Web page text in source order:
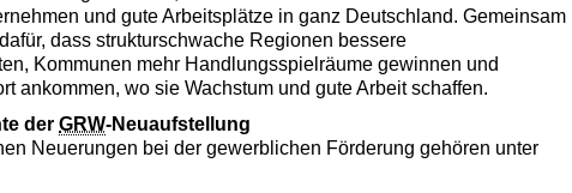
und gute Arbeitsplätze in ganz Deutschland. Gemeinsam
dass strukturschwache Regionen bessere
Kommunen mehr Handlungsspielräume gewinnen und
ankommen, wo sie Wachstum und gute Arbeit schaffen.
der GRW-Neuaufstellung
Neuerungen bei der gewerblichen Förderung gehören unter